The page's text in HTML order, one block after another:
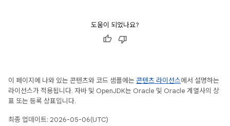
도움이 되었나요?
이 페이지에 나와 있는 콘텐츠와 코드 샘플에는 콘텐츠 라이선스에서 설명하는
라이선스가 적용됩니다. 자바 및 OpenJDK는 Oracle 및 Oracle 계열사의 상
표 또는 등록 상표입니다.
최종 업데이트: 2026-05-06(UTC)